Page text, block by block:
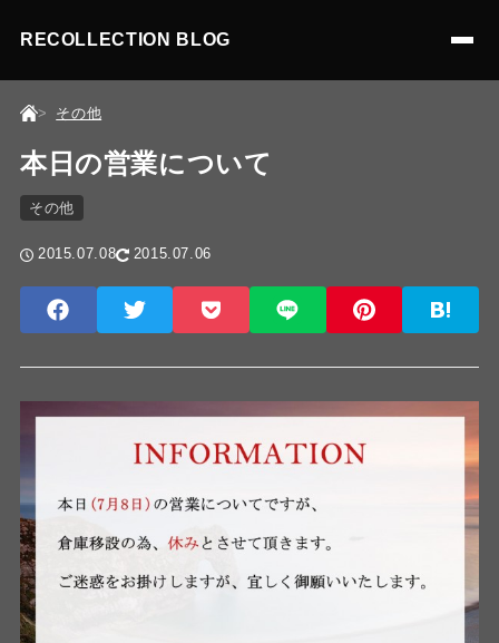
RECOLLECTION BLOG
その他
本日の営業について
その他
2015.07.08 2015.07.06